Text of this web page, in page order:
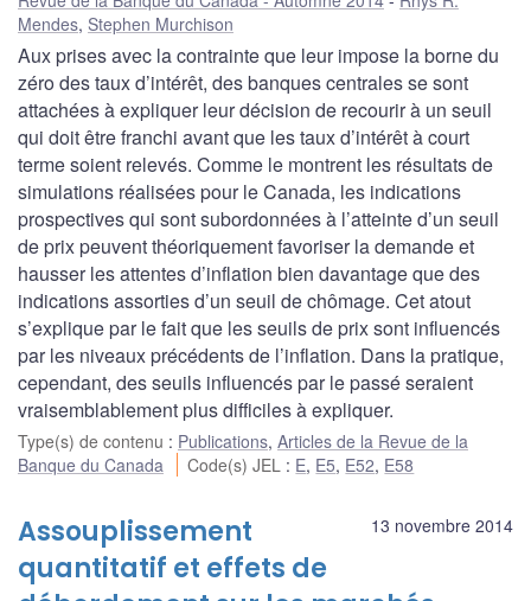
Mendes, Stephen Murchison
Aux prises avec la contrainte que leur impose la borne du
zéro des taux d’intérêt, des banques centrales se sont
attachées à expliquer leur décision de recourir à un seuil
qui doit être franchi avant que les taux d’intérêt à court
terme soient relevés. Comme le montrent les résultats de
simulations réalisées pour le Canada, les indications
prospectives qui sont subordonnées à l’atteinte d’un seuil
de prix peuvent théoriquement favoriser la demande et
hausser les attentes d’inflation bien davantage que des
indications assorties d’un seuil de chômage. Cet atout
s’explique par le fait que les seuils de prix sont influencés
par les niveaux précédents de l’inflation. Dans la pratique,
cependant, des seuils influencés par le passé seraient
vraisemblablement plus difficiles à expliquer.
Type(s) de contenu : Publications, Articles de la Revue de la
Banque du Canada
Code(s) JEL : E, E5, E52, E58
13 novembre 2014
Assouplissement
quantitatif et effets de